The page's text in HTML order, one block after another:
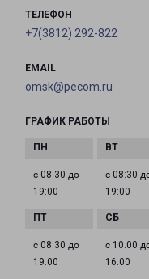
ТЕЛЕФОН
+7(3812) 292-822
EMAIL
omsk@pecom.ru
ГРАФИК РАБОТЫ
с 08:30 до
19:00
с 08:30
19:00
с 08:30 до
19:00
с 10:00
16:00